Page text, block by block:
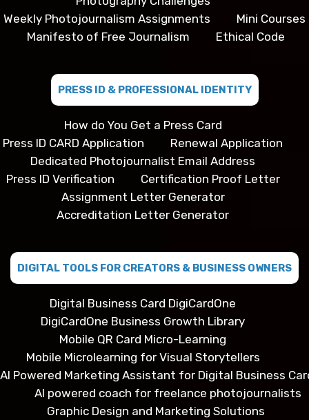
Weekly Photojournalism Assignments
Mini Courses
Manifesto of Free Journalism
Ethical Code
PRESS ID & PROFESSIONAL IDENTITY
How do You Get a Press Card
Press ID CARD Application
Renewal Application
Dedicated Photojournalist Email Address
Press ID Verification
Certification Proof Letter
Assignment Letter Generator
Accreditation Letter Generator
DIGITAL TOOLS FOR CREATORS & BUSINESS OWNERS
Digital Business Card DigiCardOne
DigiCardOne Business Growth Library
Mobile QR Card Micro-Learning
Mobile Microlearning for Visual Storytellers
AI Powered Marketing Assistant for Digital Business
AI powered coach for freelance photojournalists
Graphic Design and Marketing Solutions